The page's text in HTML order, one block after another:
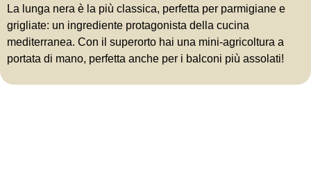
La lunga nera è la più classica, perfetta per parmigiane e
grigliate: un ingrediente protagonista della cucina
mediterranea. Con il superorto hai una mini-agricoltura a
portata di mano, perfetta anche per i balconi più assolati!